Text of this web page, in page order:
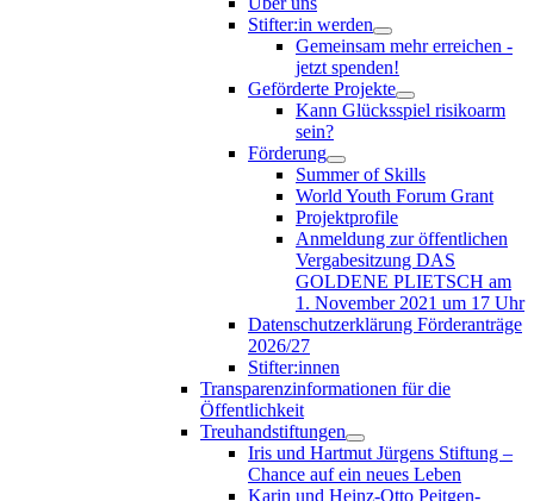
Stifter:in werden
Gemeinsam mehr erreichen -
jetzt spenden!
Geförderte Projekte
Kann Glücksspiel risikoarm
sein?
Förderung
Summer of Skills
World Youth Forum Grant
Projektprofile
Anmeldung zur öffentlichen
Vergabesitzung DAS
GOLDENE PLIETSCH am
1. November 2021 um 17 Uhr
Datenschutzerklärung Förderanträge
2026/27
Stifter:innen
Transparenzinformationen für die
Öffentlichkeit
Treuhandstiftungen
Iris und Hartmut Jürgens Stiftung –
Chance auf ein neues Leben
Karin und Heinz-Otto Peitgen-